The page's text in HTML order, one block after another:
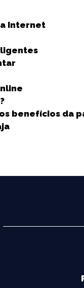
Internet
benefícios da